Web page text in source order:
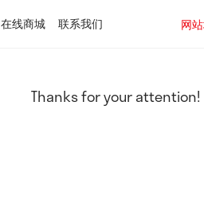
在线商城 联系我们
网
Thanks for your attention!